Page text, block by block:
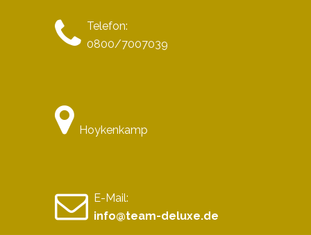
Telefon:
0800/7007039
Hoykenkamp
E-Mail:
info@team-deluxe.de